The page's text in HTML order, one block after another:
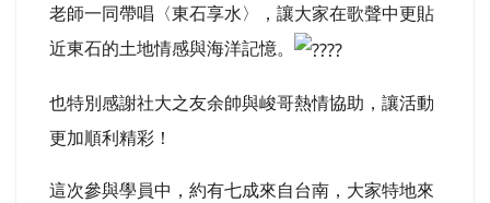
老師一同帶唱〈東石享水〉，讓大家在歌聲中更貼
近東石的土地情感與海洋記憶。
也特別感謝社大之友余帥與峻哥熱情協助，讓活動
更加順利精彩！
這次參與學員中，約有七成來自台南，大家特地來